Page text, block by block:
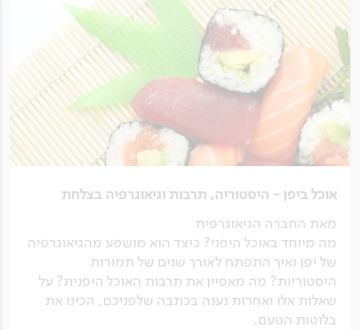
אוכל ביפן - היסטוריה, תרבות וגיאוגרפיה בצלחת
מאת החברה הגיאוגרפית
מה מיוחד באוכל היפני? כיצד הוא מושפע מהגיאוגרפיה
של יפן ואיך התפתח לאורך שנים של תמורות
היסטוריות? מה מאפיין את תרבות האוכל היפנית? על
שאלות אלו ואחרות נענה בכתבה שלפניכם, הכינו את
בלוטות הטעם.